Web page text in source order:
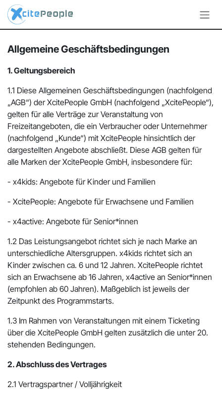
Zum Inhalt springen
Allgemeine Geschäftsbedingungen
1. Geltungsbereich
1.1 Diese Allgemeinen Geschäftsbedingungen (nachfolgend
„AGB“) der XcitePeople GmbH (nachfolgend „XcitePeople“),
gelten für alle Verträge zur Veranstaltung von
Freizeitangeboten, die ein Verbraucher oder Unternehmer
(nachfolgend „Kunde“) mit XcitePeople hinsichtlich der
dargestellten Angebote abschließt. Diese AGB gelten für
alle Marken der XcitePeople GmbH, insbesondere für:
- x4kids: Angebote für Kinder und Familien
- XcitePeople: Angebote für Erwachsene und Familien
- x4active: Angebote für Senior*innen
1.2 Das Leistungsangebot richtet sich je nach Marke an
unterschiedliche Altersgruppen. x4kids richtet sich an
Kinder zwischen ca. 6 und 12 Jahren. XcitePeople richtet
sich an Erwachsene ab 16 Jahren, x4active an Senior*innen
(empfohlen ab 60 Jahren). Maßgeblich ist jeweils der
Zeitpunkt des Programmstarts.
1.3 Im Rahmen von Veranstaltungen mit einem Ticketing
über die XcitePeople GmbH gelten zusätzlich die unter 20.
stehenden Bedingungen.
2. Abschluss des Vertrages
2.1 Vertragspartner / Volljährigkeit